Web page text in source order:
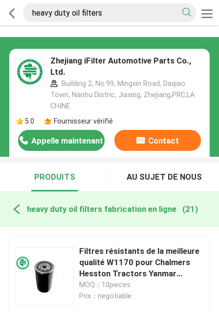
Zhejiang iFilter Automotive Parts Co.,
Ltd.
Building 2, No.99, Mingxin Road, Daqiao
Town, Nanhu Distric, Jiaxing, Zhejiang,PRC,LA
CHINE
5.0
Fournisseur vérifié
Appelle maintenant Contact
PRODUITS AU SUJET DE NOUS
heavy duty oil filters fabrication en ligne (21)
Filtres résistants de la meilleure
qualité W1170 pour Chalmers
Hesston Tractors Yanmar
Marine Engines
MOQ：10pieces
Prix：negotiable